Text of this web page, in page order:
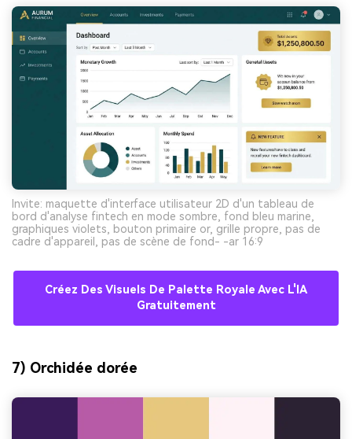
Invite: maquette d'interface utilisateur 2D d'un tableau de
bord d'analyse fintech en mode sombre, fond bleu marine,
graphiques violets, bouton primaire or, grille propre, pas de
cadre d'appareil, pas de scène de fond- -ar 16:9
Créez Des Visuels De Palette Royale Avec L'IA
Gratuitement
7) Orchidée dorée